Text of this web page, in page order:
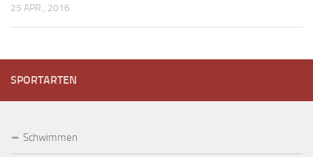
25 APR., 2016
SPORTARTEN
Schwimmen